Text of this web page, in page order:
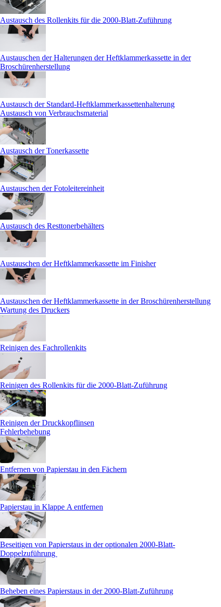
Austausch des Rollenkits für die 2000-Blatt-Zuführung
Austauschen der Halterungen der Heftklammerkassette in der
Broschürenherstellung
Austausch der Standard-Heftklammerkassettenhalterung
Austausch von Verbrauchsmaterial
Austausch der Tonerkassette
Austauschen der Fotoleitereinheit
Austausch des Resttonerbehälters
Austauschen der Heftklammerkassette im Finisher
Austauschen der Heftklammerkassette in der Broschürenherstellung
Wartung des Druckers
Reinigen des Fachrollenkits
Reinigen des Rollenkits für die 2000-Blatt-Zuführung
Reinigen der Druckkopflinsen
Fehlerbehebung
Entfernen von Papierstau in den Fächern
Papierstau in Klappe A entfernen
Beseitigen von Papierstaus in der optionalen 2000-Blatt-
Doppelzuführung
Beheben eines Papierstaus in der 2000-Blatt-Zuführung